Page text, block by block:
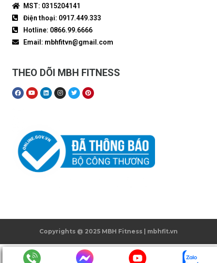
MST: 0315204141
Điện thoại: 0917.449.333
Hotline: 0866.99.6666
Email: mbhfitvn@gmail.com
THEO DÕI MBH FITNESS
Copyrights @ 2025 MBH Fitness | mbhfit.vn